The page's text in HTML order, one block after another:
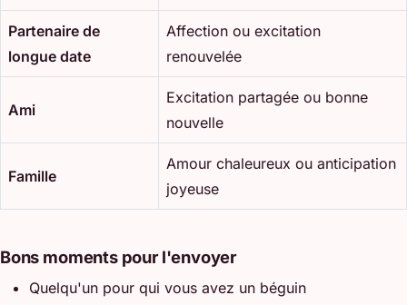
Partenaire de
longue date
Affection ou excitation
renouvelée
Ami
Excitation partagée ou bonne
nouvelle
Famille
Amour chaleureux ou anticipation
joyeuse
Bons moments pour l'envoyer
Quelqu'un pour qui vous avez un béguin